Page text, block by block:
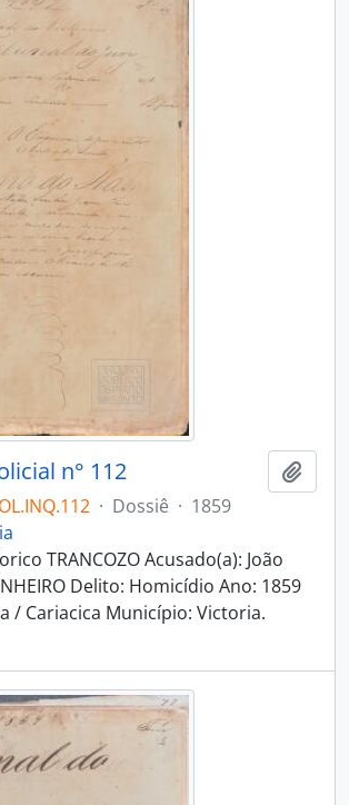
n° 112
· Dossiê · 1859
TRANCOZO Acusado(a): João
Delito: Homicídio Ano: 1859
/ Cariacica Município: Victoria.